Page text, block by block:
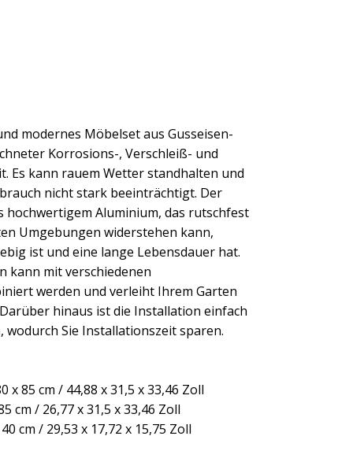
modernes Möbelset aus Gusseisen-
Korrosions-, Verschleiß- und
Es kann rauem Wetter standhalten und
nicht stark beeinträchtigt. Der
hochwertigem Aluminium, das rutschfest
Umgebungen widerstehen kann,
ist und eine lange Lebensdauer hat.
kann mit verschiedenen
werden und verleiht Ihrem Garten
hinaus ist die Installation einfach
Sie Installationszeit sparen.
x 85 cm / 44,88 x 31,5 x 33,46 Zoll
cm / 26,77 x 31,5 x 33,46 Zoll
cm / 29,53 x 17,72 x 15,75 Zoll